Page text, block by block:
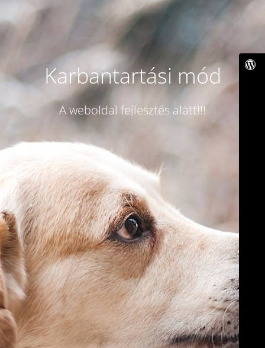
Karbantartási mód
A weboldal fejlesztés alatt!!!